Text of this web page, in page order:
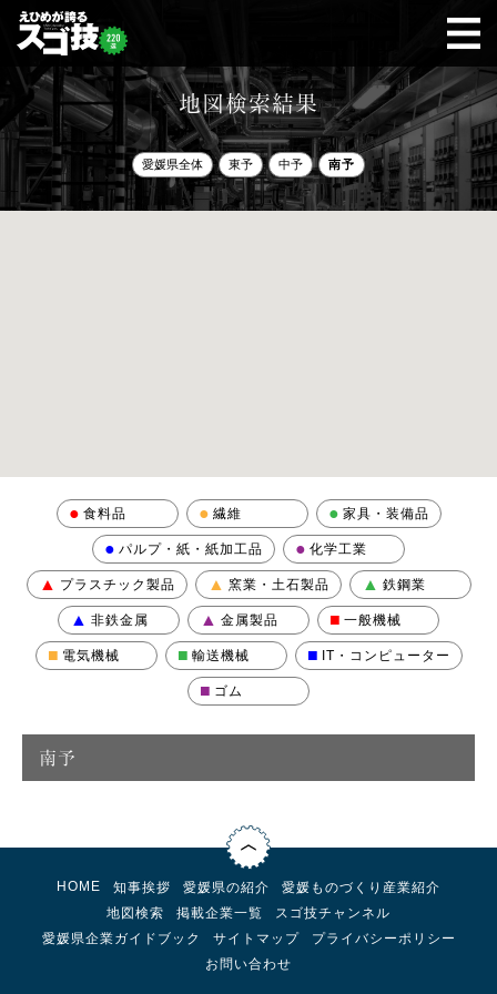
地図検索結果
愛媛県全体 東予 中予 南予
● 食料品 ● 繊維 ● 家具・装備品
● パルプ・紙・紙加工品 ● 化学工業
▲ プラスチック製品 ▲ 窯業・土石製品 ▲ 鉄鋼業
▲ 非鉄金属 ▲ 金属製品 ■ 一般機械
■ 電気機械 ■ 輸送機械 ■ IT・コンピューター
■ ゴム
南予
HOME 知事挨拶 愛媛県の紹介
愛媛ものづくり産業紹介
地図検索
掲載企業一覧
スゴ技チャンネル
愛媛県企業ガイドブック
サイトマップ
プライバシーポリシー
お問い合わせ